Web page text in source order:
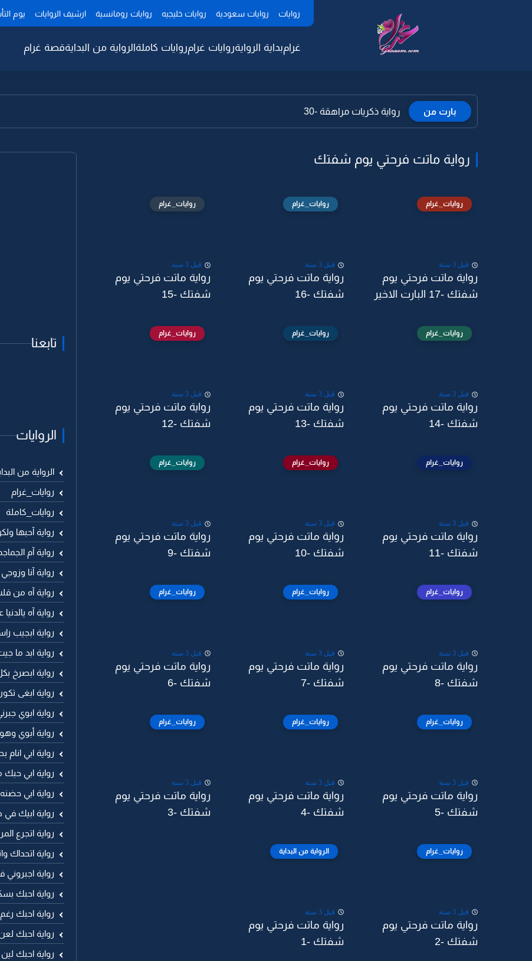
روايات روايات سعودية روايات خليجيه روايات رومانسية ارشيف الروايات يوم
غرامبداية الروايةروايات غرامروايات كاملةالرواية من البدايةقصة غرام
بارت من رواية ذكريات مراهقة -30
رواية ماتت فرحتي يوم شفتك
روايات_غرام
قبل 3 سنة
رواية ماتت فرحتي يوم
شفتك -17 البارت الاخير
روايات_غرام
قبل 3 سنة
رواية ماتت فرحتي يوم
شفتك -16
روايات_غرام
قبل 3 سنة
رواية ماتت فرحتي يوم
شفتك -15
روايات_غرام
قبل 3 سنة
رواية ماتت فرحتي يوم
شفتك -14
روايات_غرام
قبل 3 سنة
رواية ماتت فرحتي يوم
شفتك -13
روايات_غرام
قبل 3 سنة
رواية ماتت فرحتي يوم
شفتك -12
روايات_غرام
قبل 3 سنة
رواية ماتت فرحتي يوم
شفتك -11
روايات_غرام
قبل 3 سنة
رواية ماتت فرحتي يوم
شفتك -10
روايات_غرام
قبل 3 سنة
رواية ماتت فرحتي يوم
شفتك -9
روايات_غرام
قبل 3 سنة
رواية ماتت فرحتي يوم
شفتك -8
روايات_غرام
قبل 3 سنة
رواية ماتت فرحتي يوم
شفتك -7
روايات_غرام
قبل 3 سنة
رواية ماتت فرحتي يوم
شفتك -6
روايات_غرام
قبل 3 سنة
رواية ماتت فرحتي يوم
شفتك -5
روايات_غرام
قبل 3 سنة
رواية ماتت فرحتي يوم
شفتك -4
روايات_غرام
قبل 3 سنة
رواية ماتت فرحتي يوم
شفتك -3
روايات_غرام
قبل 3 سنة
رواية ماتت فرحتي يوم
شفتك -2
الرواية من البداية
قبل 3 سنة
رواية ماتت فرحتي يوم
شفتك -1
تابعنا
الروايات
الرواية من
روايات_غرام
روايات_كاملة
رواية آحبها
رواية آم
رواية آنا وزوجي
رواية آه من
رواية آه
رواية ابجيب
رواية ابد ما
رواية ابصرخ
رواية ابغى
رواية ابوي
رواية أبوي
رواية ابي
رواية ابي حبك
رواية ابي
رواية ابيك في
رواية اتجرع
رواية اتحداك
رواية
رواية احبك
رواية احبك
رواية احبك
رواية احبك